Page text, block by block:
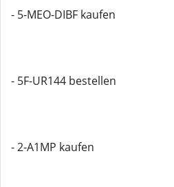
- 5-MEO-DIBF kaufen
- 5F-UR144 bestellen
- 2-A1MP kaufen